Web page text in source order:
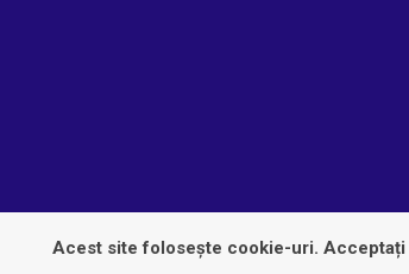
Acest site folosește cookie-uri.